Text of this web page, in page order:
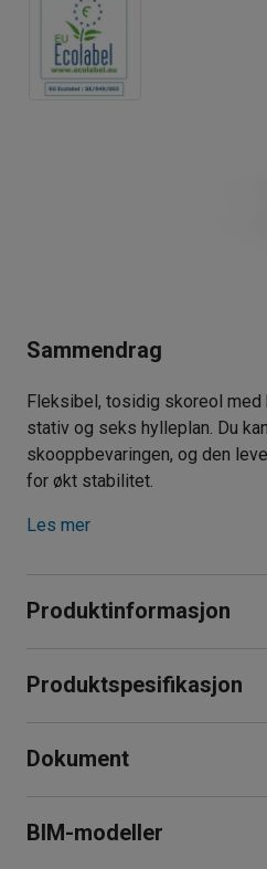
Sammendrag
Fleksibel, tosidig skoreol med
stativ og seks hylleplan. Du
skooppbevaringen, og den
for økt stabilitet.
Les mer
Produktinformasjon
tilpasset dine egne behov og
perforerte T-stativ, samt
høyder og intervaller, takket
Produktspesifikasjon
Bredde: 600
Seksjon: Grunnseksjon
Dokument
BIM-modeller